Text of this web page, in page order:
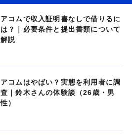
アコムで収入証明書なしで借りるに
は？｜必要条件と提出書類について
解説
アコムはやばい？実態を利用者に調
査｜鈴木さんの体験談（26歳・男
性）